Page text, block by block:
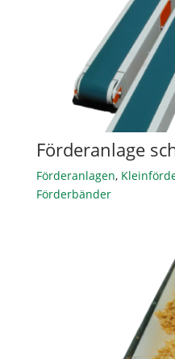
Förderanlage
Förderanlagen,
Förderbänder